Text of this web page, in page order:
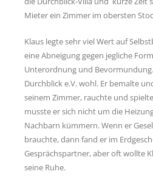
Mieter ein Zimmer im obersten
Klaus legte sehr viel Wert auf
eine Abneigung gegen jegliche
Unterordnung und
Durchblick e.V. wohl. Er bemalte
seinem Zimmer, rauchte und
musste er sich nicht um die
Nachbarn kümmern. Wenn er
brauchte, dann fand er im
Gesprächspartner, aber oft wollte
seine Ruhe.